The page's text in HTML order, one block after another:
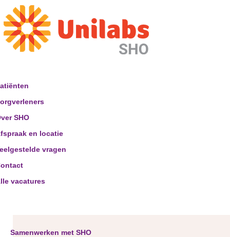
SHO
en locatie
vragen
vacatures
Samenwerken met SHO